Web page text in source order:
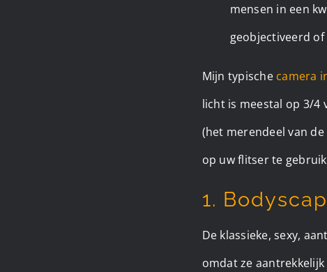
mensen in een
geobjectiveerd of
Mijn typische camera
licht is meestal op 3/4
(het merendeel van
op uw flitser te
1.
De klassieke, sexy,
omdat ze